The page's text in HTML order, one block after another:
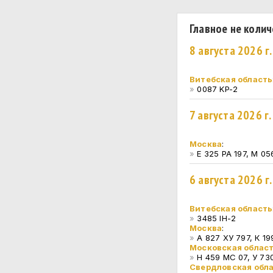
Главное не
8 августа 2026
Витебская область
»0087 KP-2
7 августа 2026
Москва:
»Е 325 РА 197, М
6 августа 2026
Витебская область
» 3485 IH-2
Москва:
»А 827 ХУ 797, К
Московская
»Н 459 МС 07, У
Свердловская